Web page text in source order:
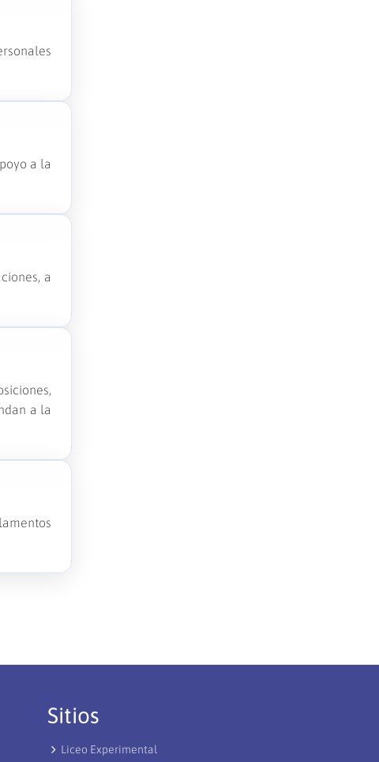
a la
a
a la
Sitios
Liceo Experimental